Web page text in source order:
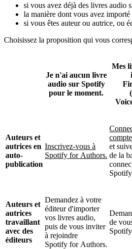
si vous avez déjà des livres audio
la manière dont vous avez
si vous êtes auteur ou autrice, ou
Choisissez la proposition qui vous
Je n'ai aucun livre
audio sur Spotify
pour le moment.
Mes
Auteurs et
autrices en
auto-
publication
Inscrivez-vous à
Spotify for Authors.
et
de la
Auteurs et
autrices
travaillant
avec des
éditeurs
Demandez à votre
éditeur d'importer
vos livres audio,
puis de vous inviter
à rejoindre
Spotify for Authors.
de